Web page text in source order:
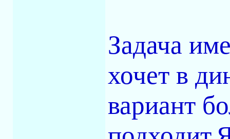
Задача
хочет в
вариант